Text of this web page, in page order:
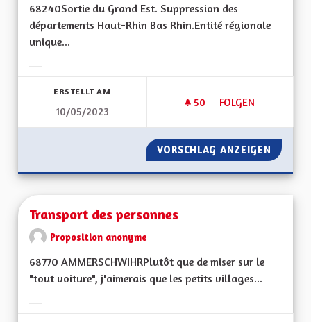
68240Sortie du Grand Est. Suppression des
départements Haut-Rhin Bas Rhin.Entité régionale
unique...
ERSTELLT AM
10/05/2023
50 50 FOLLOWER
FOLGEN
DÉPARTEMENT
VORSCHLAG ANZEIGEN
Transport des personnes
Proposition anonyme
68770 AMMERSCHWIHRPlutôt que de miser sur le
"tout voiture", j'aimerais que les petits villages...